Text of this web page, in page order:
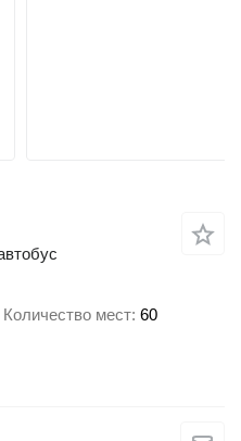
Количество мест 60